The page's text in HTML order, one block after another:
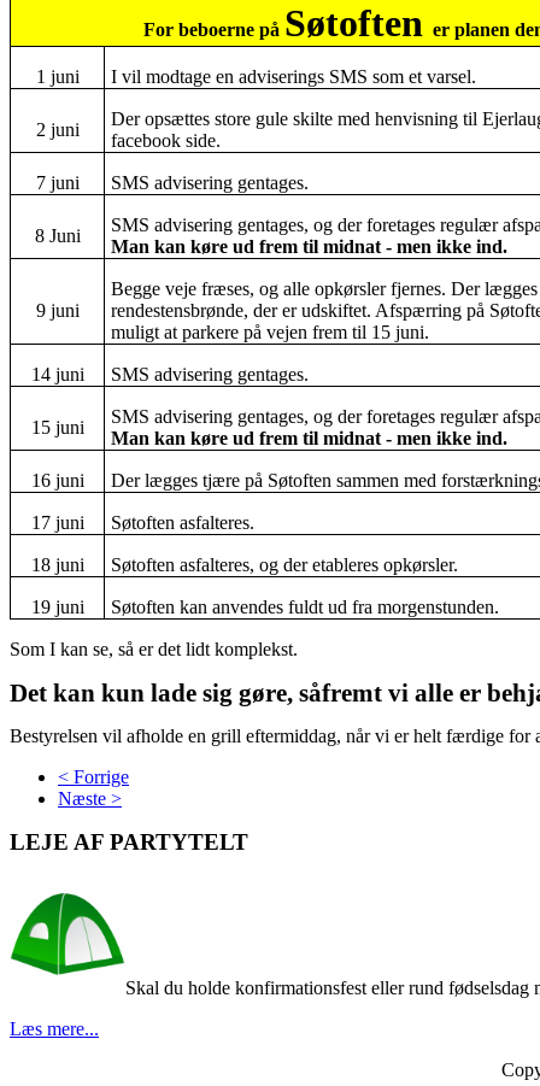
For beboerne på Søtoften er planen
1 juni I vil modtage en adviserings SMS som et varsel.
2 juni
Der opsættes store gule skilte med henvisning til
facebook side.
7 juni SMS advisering gentages.
8 Juni
SMS advisering gentages, og der foretages regulær
Man kan køre ud frem til midnat - men ikke ind.
9 juni
Begge veje fræses, og alle opkørsler fjernes. Der
rendestensbrønde, der er udskiftet. Afspærring på
muligt at parkere på vejen frem til 15 juni.
14 juni SMS advisering gentages.
15 juni
SMS advisering gentages, og der foretages regulær
Man kan køre ud frem til midnat - men ikke ind.
16 juni Der lægges tjære på Søtoften sammen med
17 juni Søtoften asfalteres.
18 juni Søtoften asfalteres, og der etableres opkørsler.
19 juni Søtoften kan anvendes fuldt ud fra morgenstunden.
Som I kan se, så er det lidt komplekst.
Det kan kun lade sig gøre, såfremt vi alle er
Bestyrelsen vil afholde en grill eftermiddag, når vi er helt færdige for
< Forrige
Næste >
LEJE AF PARTYTELT
Skal du holde konfirmationsfest eller rund
Læs mere...